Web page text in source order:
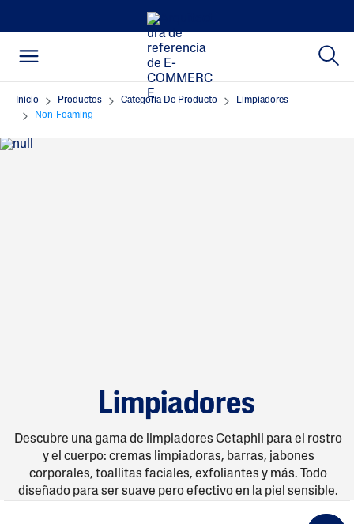
Inicio Productos Categoría De Producto
Limpiadores
Non-Foaming
Limpiadores
Descubre una gama de limpiadores Cetaphil para el rostro
y el cuerpo: cremas limpiadoras, barras, jabones
corporales, toallitas faciales, exfoliantes y más. Todo
diseñado para ser suave pero efectivo en la piel sensible.